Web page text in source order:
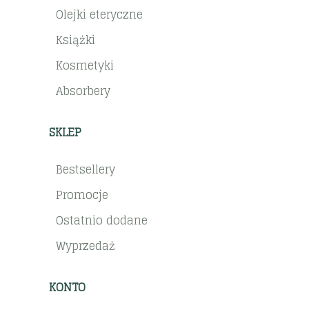
Olejki eteryczne
Książki
Kosmetyki
Absorbery
SKLEP
Bestsellery
Promocje
Ostatnio dodane
Wyprzedaż
KONTO